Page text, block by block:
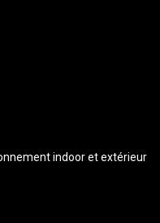
indoor et extérieur